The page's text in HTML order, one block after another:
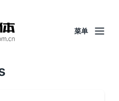
菜单